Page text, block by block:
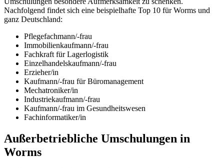
Nachfolgend findet sich eine beispielhafte Top 10 für Worms und
ganz Deutschland:
Pflegefachmann/-frau
Immobilienkaufmann/-frau
Fachkraft für Lagerlogistik
Einzelhandelskaufmann/-frau
Erzieher/in
Kaufmann/-frau für Büromanagement
Mechatroniker/in
Industriekaufmann/-frau
Kaufmann/-frau im Gesundheitswesen
Fachinformatiker/in
Außerbetriebliche Umschulungen in
Worms